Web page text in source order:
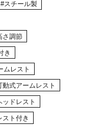
#スチール製
さ調節
き
ムレスト
動式アームレスト
ッドレスト
スト付き